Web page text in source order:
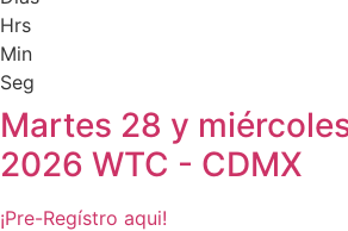
Hrs
Min
Seg
Martes 28 y
2026 WTC - CDMX
¡Pre-Regístro aqui!